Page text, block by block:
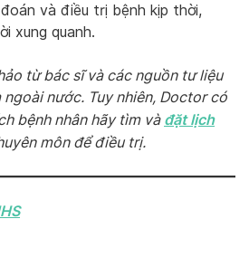
và điều trị bệnh kịp thời,
xung quanh.
từ bác sĩ và các nguồn tư liệu
nước. Tuy nhiên, Doctor có
bệnh nhân hãy tìm và đặt lịch
môn để điều trị.